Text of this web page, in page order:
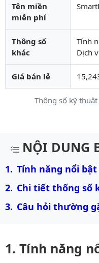
Thông số kỹ
Tên miền
miễn phí
Thông số
khác
Tính
Dịch
Giá bán lẻ
Mô tả chi tiết
NỘI DUNG
Tính năng nổi bật
Chi tiết thống số
Câu hỏi thường
Tính năng